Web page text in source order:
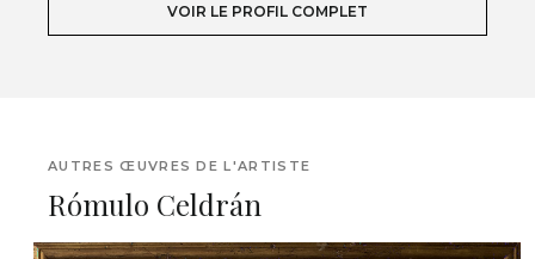
VOIR LE PROFIL COMPLET
AUTRES ŒUVRES DE L'ARTISTE
Rómulo Celdrán